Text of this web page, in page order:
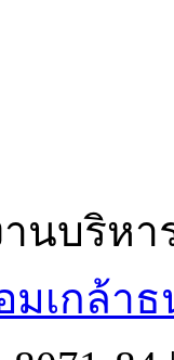
นบริห
มเกล้า